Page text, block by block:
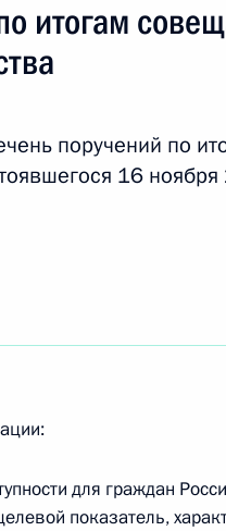
следующие материалы
с членами
итогам
поручений по
16
для граждан
показатель,